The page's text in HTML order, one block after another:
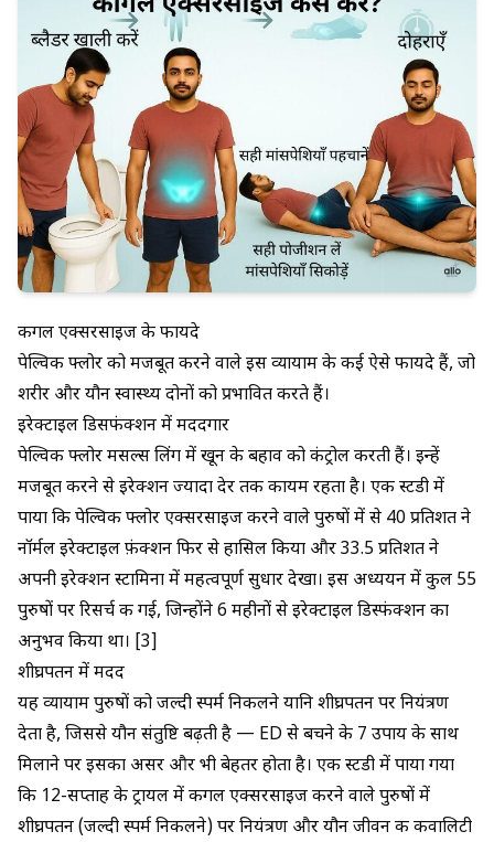
कीगल एक्सरसाइज के फायदे
पेल्विक फ्लोर को मजबूत करने वाले इस व्यायाम के कई ऐसे फायदे हैं, जो
शरीर और यौन स्वास्थ्य दोनों को प्रभावित करते हैं।
इरेक्टाइल डिसफंक्शन में मददगार
पेल्विक फ्लोर मसल्स लिंग में खून के बहाव को कंट्रोल करती हैं। इन्हें
मजबूत करने से इरेक्शन ज्यादा देर तक कायम रहता है। एक स्टडी में
पाया कि पेल्विक फ्लोर एक्सरसाइज करने वाले पुरुषों में से 40 प्रतिशत ने
नॉर्मल इरेक्टाइल फ़ंक्शन फिर से हासिल किया और 33.5 प्रतिशत ने
अपनी इरेक्शन स्टामिना में महत्वपूर्ण सुधार देखा। इस अध्ययन में कुल 55
पुरुषों पर रिसर्च की गई, जिन्होंने 6 महीनों सेइरेक्टाइल डिस्फंक्शनका
अनुभव किया था। [3]
शीघ्रपतन में मदद
यह व्यायाम पुरुषों को जल्दी स्पर्म निकलने यानि शीघ्रपतन पर नियंत्रण
देता है, जिससे यौन संतुष्टि बढ़ती है — ED से बचने के 7 उपायके साथ
मिलाने पर इसका असर और भी बेहतर होता है। एक स्टडी में पाया गया
कि 12-सप्ताह के ट्रायल में कीगल एक्सरसाइज करने वाले पुरुषों में
शीघ्रपतन(जल्दी स्पर्म निकलने) पर नियंत्रण और यौन जीवन की कवालिटी